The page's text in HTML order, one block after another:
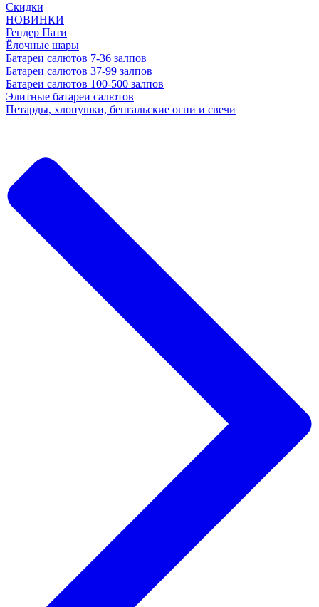
Скидки
НОВИНКИ
Гендер Пати
Ёлочные шары
Батареи салютов 7-36 залпов
Батареи салютов 37-99 залпов
Батареи салютов 100-500 залпов
Элитные батареи салютов
Петарды, хлопушки, бенгальские огни и свечи